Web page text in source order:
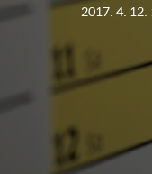
2017. 4. 12.